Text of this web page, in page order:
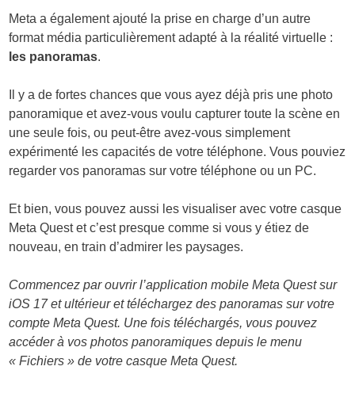
Meta a également ajouté la prise en charge d’un autre
format média particulièrement adapté à la réalité virtuelle :
les panoramas.
Il y a de fortes chances que vous ayez déjà pris une photo
panoramique et avez-vous voulu capturer toute la scène en
une seule fois, ou peut-être avez-vous simplement
expérimenté les capacités de votre téléphone. Vous pouviez
regarder vos panoramas sur votre téléphone ou un PC.
Et bien, vous pouvez aussi les visualiser avec votre casque
Meta Quest et c’est presque comme si vous y étiez de
nouveau, en train d’admirer les paysages.
Commencez par ouvrir l’application mobile Meta Quest sur
iOS 17 et ultérieur et téléchargez des panoramas sur votre
compte Meta Quest. Une fois téléchargés, vous pouvez
accéder à vos photos panoramiques depuis le menu
« Fichiers » de votre casque Meta Quest.